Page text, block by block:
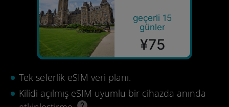
geçerli 15
günler
¥75
Tek seferlik eSIM veri planı.
Kilidi açılmış eSIM uyumlu bir cihazda anında